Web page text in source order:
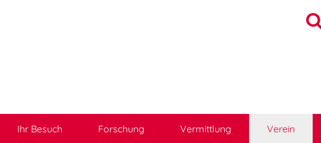

Ihr Besuch Forschung Vermittlung Verein